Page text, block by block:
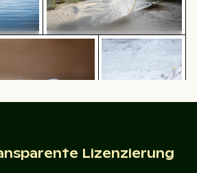
bei Majestätischer weißer Pfau im
Wunderkerzen
Feier Wunderkerzen
Gelbe Blumen
Gelbe Blumen
Lizenzierung